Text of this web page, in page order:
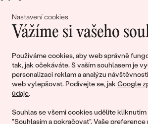
Nastavení cookies
Vážíme si vašeho
Používáme cookies, aby web správně
tak, jak očekáváte. S vaším souhlasem je
personalizaci reklam a analýzu
web vylepšovat. Podívejte se, jak Google
údaje.
Souhlas se všemi cookies udělíte
"Souhlasím a pokračovat". Vaše
Připojte se k nám!